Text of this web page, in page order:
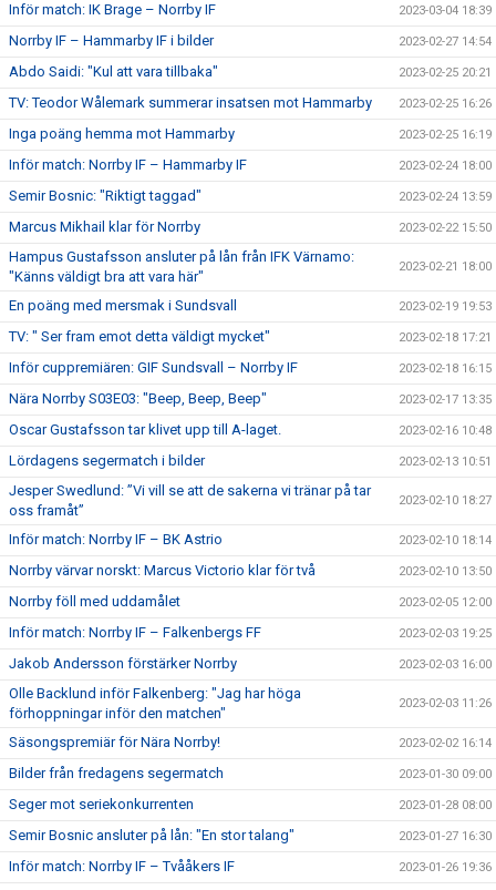
Inför match: IK Brage – Norrby IF 2023-03-04 18:39
Norrby IF – Hammarby IF i bilder 2023-02-27 14:54
Abdo Saidi: "Kul att vara tillbaka" 2023-02-25 20:21
TV: Teodor Wålemark summerar insatsen mot Hammarby 2023-02-25 16:26
Inga poäng hemma mot Hammarby 2023-02-25 16:19
Inför match: Norrby IF – Hammarby IF 2023-02-24 18:00
Semir Bosnic: "Riktigt taggad" 2023-02-24 13:59
Marcus Mikhail klar för Norrby 2023-02-22 15:50
Hampus Gustafsson ansluter på lån från IFK Värnamo:
"Känns väldigt bra att vara här"
2023-02-21 18:00
En poäng med mersmak i Sundsvall 2023-02-19 19:53
TV: " Ser fram emot detta väldigt mycket" 2023-02-18 17:21
Inför cuppremiären: GIF Sundsvall – Norrby IF 2023-02-18 16:15
Nära Norrby S03E03: "Beep, Beep, Beep" 2023-02-17 13:35
Oscar Gustafsson tar klivet upp till A-laget. 2023-02-16 10:48
Lördagens segermatch i bilder 2023-02-13 10:51
Jesper Swedlund: ”Vi vill se att de sakerna vi tränar på tar
oss framåt”
2023-02-10 18:27
Inför match: Norrby IF – BK Astrio 2023-02-10 18:14
Norrby värvar norskt: Marcus Victorio klar för två 2023-02-10 13:50
Norrby föll med uddamålet 2023-02-05 12:00
Inför match: Norrby IF – Falkenbergs FF 2023-02-03 19:25
Jakob Andersson förstärker Norrby 2023-02-03 16:00
Olle Backlund inför Falkenberg: "Jag har höga
förhoppningar inför den matchen"
2023-02-03 11:26
Säsongspremiär för Nära Norrby! 2023-02-02 16:14
Bilder från fredagens segermatch 2023-01-30 09:00
Seger mot seriekonkurrenten 2023-01-28 08:00
Semir Bosnic ansluter på lån: "En stor talang" 2023-01-27 16:30
Inför match: Norrby IF – Tvååkers IF 2023-01-26 19:36